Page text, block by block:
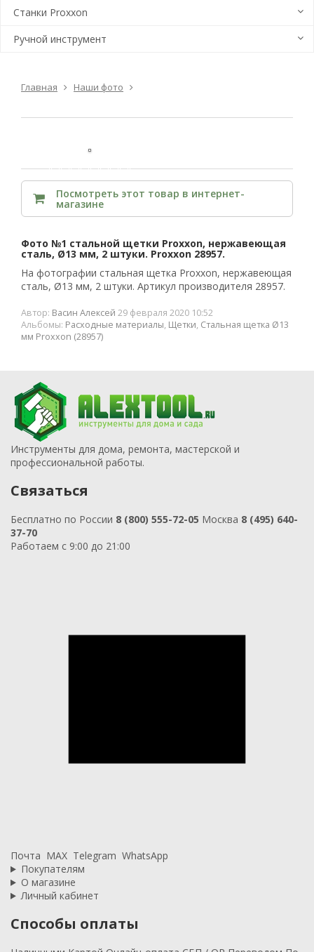
Станки Proxxon
Ручной инструмент
Главная Наши фото
Посмотреть этот товар в интернет-
магазине
Фото №1 стальной щетки Proxxon, нержавеющая
сталь, Ø13 мм, 2 штуки. Proxxon 28957.
На фотографии стальная щетка Proxxon, нержавеющая
сталь, Ø13 мм, 2 штуки. Артикул производителя 28957.
Автор: Васин Алексей 29 февраля 2020 10:52
Альбомы: Расходные материалы, Щетки, Стальная щетка Ø13
мм Proxxon (28957)
Инструменты для дома, ремонта, мастерской и
профессиональной работы.
Связаться
Бесплатно по России 8 (800) 555-72-05 Москва 8 (495) 640-
37-70
Работаем с 9:00 до 21:00
Почта MAX Telegram WhatsApp
Покупателям
О магазине
Личный кабинет
Способы оплаты